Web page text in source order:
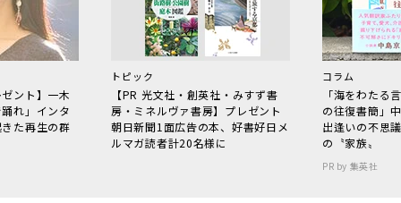
ント】一木
れ」インタ
た再生の群
トピック
【PR 光文社・創英社・みすず書
房・ミネルヴァ書房】プレゼント
朝日新聞1面広告の本、好書好日メ
ルマガ読者計20名様に
コラム
「海をわた
の往復書簡」
出逢いの不思
の〝家族〟
PR by 集英社